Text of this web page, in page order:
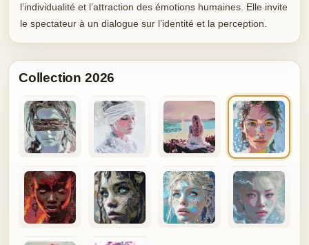
l’individualité et l’attraction des émotions humaines. Elle invite
le spectateur à un dialogue sur l’identité et la perception.
Collection 2026